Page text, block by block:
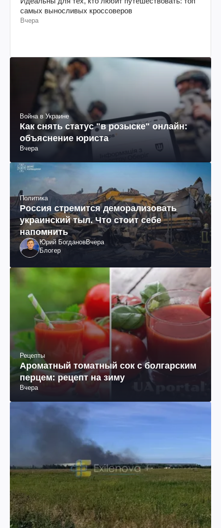
самых выносливых кроссоверов
Вчера
Война в Украине
Как снять статус "в розыске" онлайн:
объяснение юриста
Вчера
Политика
Россия стремится деморализовать
украинский тыл. Что стоит себе
напомнить
Юрий БогдановВчера
Блогер
Рецепты
Ароматный томатный сок с болгарским
перцем: рецепт на зиму
Вчера